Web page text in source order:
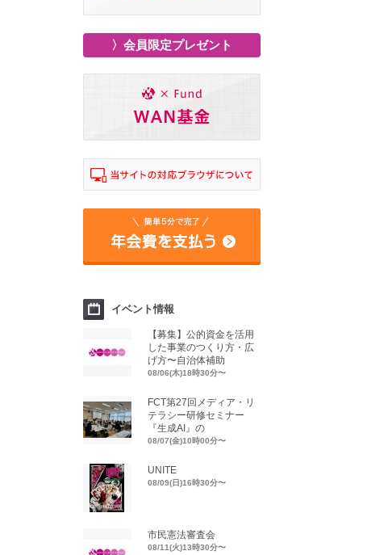
〉会員限定プレゼント
イベント情報
【募集】公的資金を活用
した事業のつくり方・広
げ方〜自治体補助
08/06(木)18時30分〜
FCT第27回メディア・リ
テラシー研修セミナー
『生成AI』の
08/07(金)10時00分〜
UNITE
08/09(日)16時30分〜
市民憲法審査会
08/11(火)13時30分〜